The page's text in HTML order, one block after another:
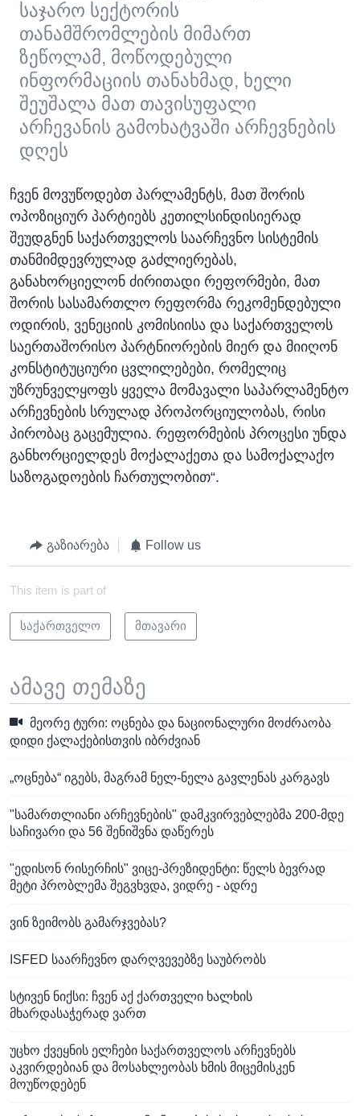
საჯარო სექტორის
თანამშრომლების მიმართ
ზეწოლამ, მოწოდებული
ინფორმაციის თანახმად, ხელი
შეუშალა მათ თავისუფალი
არჩევანის გამოხატვაში არჩევნების
დღეს
ჩვენ მოვუწოდებთ პარლამენტს, მათ შორის
ოპოზიციურ პარტიებს კეთილსინდისიერად
შეუდგნენ საქართველოს საარჩევნო სისტემის
თანმიმდევრულად გაძლიერებას,
განახორციელონ ძირითადი რეფორმები, მათ
შორის სასამართლო რეფორმა რეკომენდებული
ოდირის, ვენეციის კომისიისა და საქართველოს
საერთაშორისო პარტნიორების მიერ და მიიღონ
კონსტიტუციური ცვლილებები, რომელიც
უზრუნველყოფს ყველა მომავალი საპარლამენტო
არჩევნების სრულად პროპორციულობას, რისი
პირობაც გაცემულია. რეფორმების პროცესი უნდა
განხორციელდეს მოქალაქეთა და სამოქალაქო
საზოგადოების ჩართულობით“.
გაზიარება Follow us
This item is part of
საქართველო მთავარი
ამავე თემაზე
მეორე ტური: ოცნება და ნაციონალური მოძრაობა
დიდი ქალაქებისთვის იბრძვიან
„ოცნება“ იგებს, მაგრამ ნელ-ნელა გავლენას კარგავს
"სამართლიანი არჩევნების" დამკვირვებლებმა 200-მდე
საჩივარი და 56 შენიშვნა დაწერეს
"ედისონ რისერჩის" ვიცე-პრეზიდენტი: წელს ბევრად
მეტი პრობლემა შეგვხვდა, ვიდრე - ადრე
ვინ ზეიმობს გამარჯვებას?
ISFED საარჩევნო დარღვევებზე საუბრობს
სტივენ ნიქსი: ჩვენ აქ ქართველი ხალხის
მხარდასაჭერად ვართ
უცხო ქვეყნის ელჩები საქართველოს არჩევნებს
აკვირდებიან და მოსახლეობას ხმის მიცემისკენ
მოუწოდებენ